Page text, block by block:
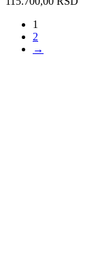
1
2
→